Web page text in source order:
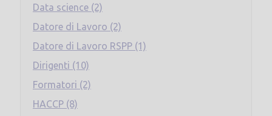
Data science (2)
Datore di Lavoro (2)
Datore di Lavoro RSPP (1)
Dirigenti (10)
Formatori (2)
HACCP (8)